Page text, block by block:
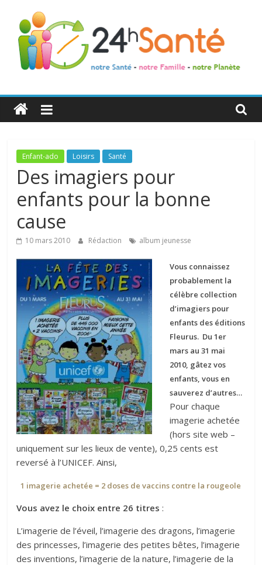
24h
Santé
La
santé
toute
famille
Enfant-ado Loisirs Santé
Des imagiers pour
enfants pour la bonne
cause
10 mars 2010 Rédaction album jeunesse
Vous connaissez
probablement la
célèbre collection
d’imagiers pour
enfants des éditions
Fleurus. Du 1er
mars au 31 mai
2010, gâtez vos
enfants, vous en
sauverez d’autres…
Pour chaque
imagerie achetée
(hors site web –
uniquement sur les lieux de vente), 0,25 cents est
reversé à l’UNICEF. Ainsi,
1 imagerie achetée = 2 doses de vaccins contre la rougeole
Vous avez le choix entre 26 titres :
L’imagerie de l’éveil, l’imagerie des dragons, l’imagerie
des princesses, l’imagerie des petites bêtes, l’imagerie
des inventions, l’imagerie de la nature, l’imagerie de la